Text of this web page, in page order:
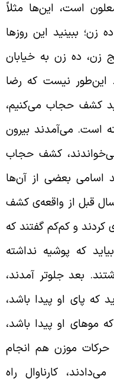
است، این‌ها مثلاً‌
ببینید این روزها
ده زن به خیابان
نیست که رضا
کشف حجاب می‌کنیم،
است. می‌آمدند بیرون
کشف حجاب
اسامی بعضی از آن‌ها
بیست سال، 25 سال قبل از واقعه‌ی کشف
و کم‌کم گفتند که
که پوشیه نداشته
بعد جلوتر آمدند،
پای او پیدا باشد،
او پیدا باشد،
موزن هم انجام
کارناوال راه